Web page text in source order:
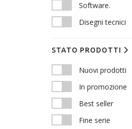
Software.
Disegni tecnici
STATO PRODOTTI
Nuovi prodotti
In promozione
Best seller
Fine serie